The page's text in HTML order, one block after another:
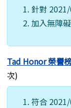
針對
加入無障
Tad Honor 榮譽
次)
符合